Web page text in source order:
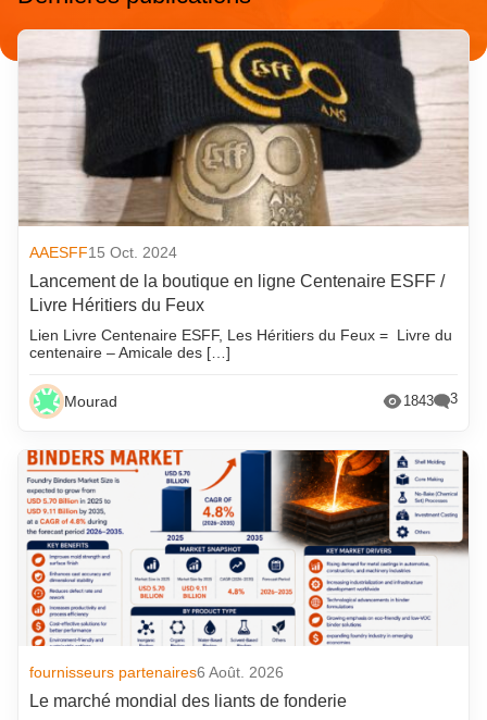
AAESFF15 Oct. 2024
Lancement de la boutique en ligne Centenaire ESFF /
Livre Héritiers du Feux
Lien Livre Centenaire ESFF, Les Héritiers du Feux = Livre du
centenaire – Amicale des […]
Mourad 1843 3
fournisseurs partenaires6 Août. 2026
Le marché mondial des liants de fonderie